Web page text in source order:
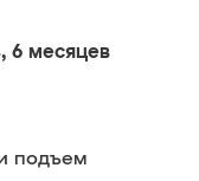
6 месяцев
подъем